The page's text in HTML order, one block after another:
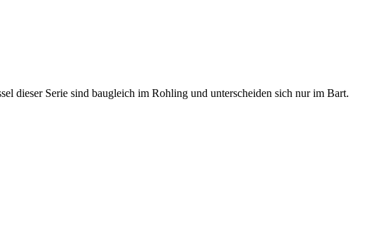
dieser Serie sind baugleich im Rohling und unterscheiden sich nur im Bart.